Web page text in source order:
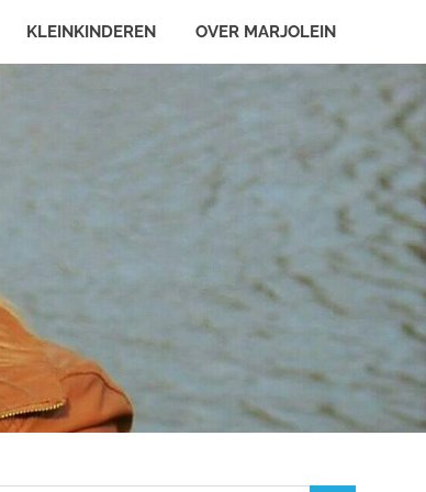
KLEINKINDEREN OVER MARJOLEIN